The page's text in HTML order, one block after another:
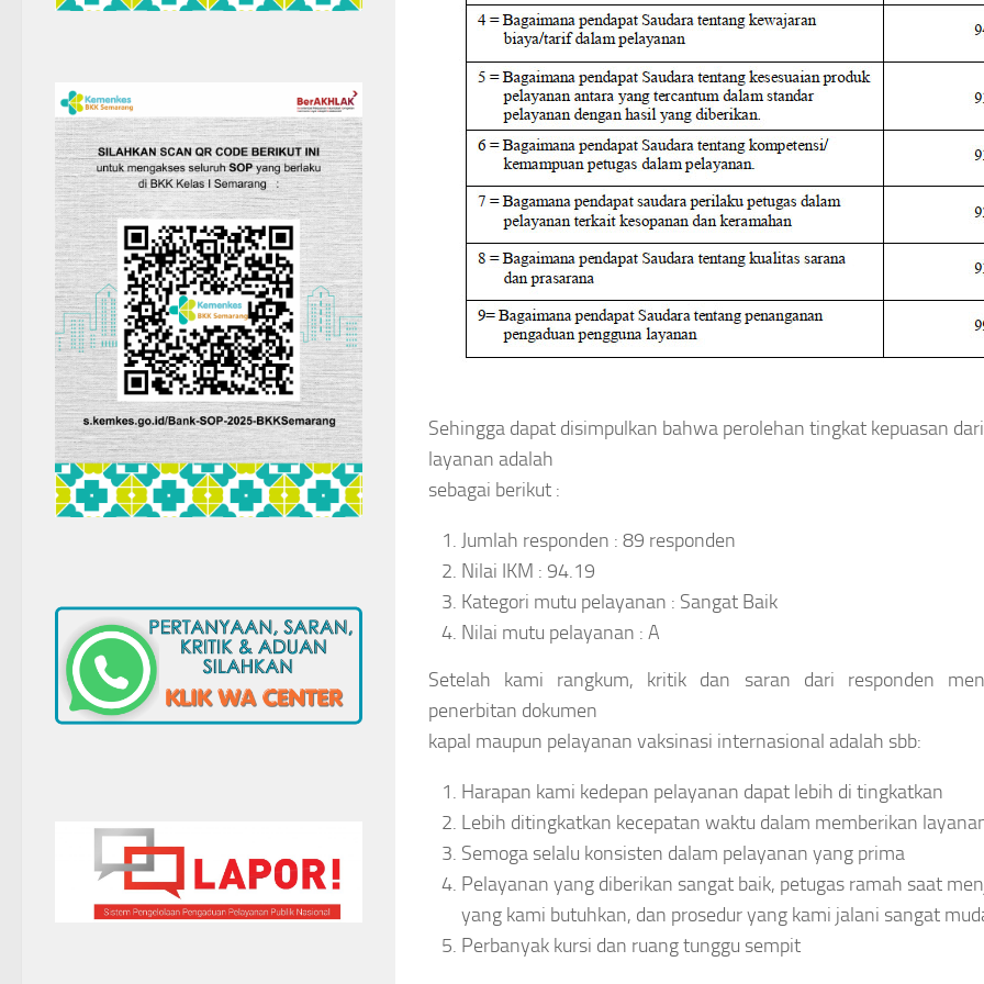
Sehingga dapat disimpulkan bahwa perolehan tingkat kepuasan
layanan adalah
sebagai berikut :
Jumlah responden : 89 responden
Nilai IKM : 94.19
Kategori mutu pelayanan : Sangat Baik
Nilai mutu pelayanan : A
Setelah kami rangkum, kritik dan saran dari responden
penerbitan dokumen
kapal maupun pelayanan vaksinasi internasional adalah sbb:
Harapan kami kedepan pelayanan dapat lebih di tingkatkan
Lebih ditingkatkan kecepatan waktu dalam memberikan
Semoga selalu konsisten dalam pelayanan yang prima
Pelayanan yang diberikan sangat baik, petugas ramah saat
yang kami butuhkan, dan prosedur yang kami jalani sangat
Perbanyak kursi dan ruang tunggu sempit